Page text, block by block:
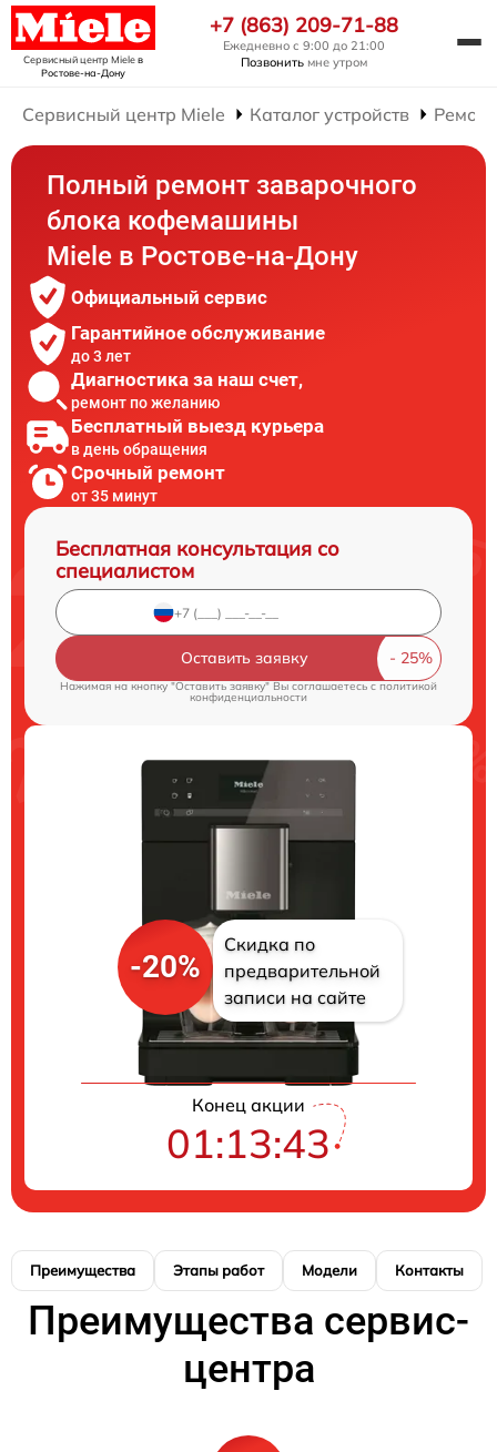
Сервисный центр Mieleв
Ростове-на-Дону
+7 (863) 209-71-88
Ежедневно с 9:00 до 21:00
Позвонить мне утром
Сервисный центр Miele Каталог устройств
Полный ремонт заварочного
блока кофемашины
Miele в Ростове-на-Дону
Официальный сервис
Гарантийное обслуживание
до 3 лет
Диагностика за наш счет,
ремонт по желанию
Бесплатный выезд курьера
в день обращения
Срочный ремонт
от 35 минут
Бесплатная консультация со
специалистом
Оставить заявку
Нажимая на кнопку "Оставить заявку" Вы соглашаетесь cполитикой
конфиденциальности
-20%
Скидка по
предварительной
записи на сайте
Конец акции
01:13:43
Преимущества Этапы работ Модели Контакты
Преимущества сервис-
центра